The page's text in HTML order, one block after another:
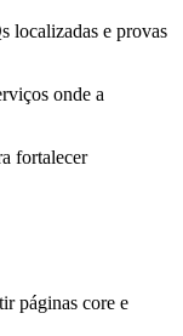
localizadas e provas
onde a
fortalecer
páginas core e